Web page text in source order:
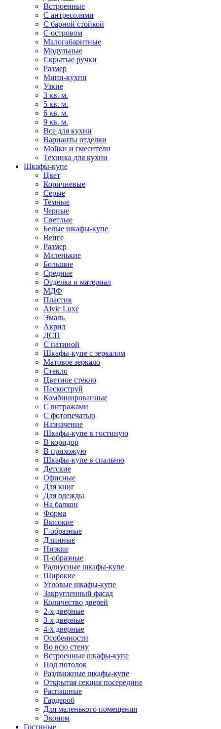
Встроенные
С антресолями
С барной стойкой
С островом
Малогабаритные
Модульные
Скрытые ручки
Размер
Мини-кухни
Узкие
3 кв. м.
5 кв. м.
6 кв. м.
9 кв. м.
Все для кухни
Варианты отделки
Мойки и смесители
Техника для кухни
Шкафы-купе
Цвет
Коричневые
Серые
Темные
Черные
Светлые
Белые шкафы-купе
Венге
Размер
Маленькие
Большие
Средние
Отделка и материал
МДФ
Пластик
Alvic Luxe
Эмаль
Акрил
ДСП
С патиной
Шкафы-купе с зеркалом
Матовое зеркало
Стекло
Цветное стекло
Пескоструй
Комбинированные
С витражами
С фотопечатью
Назначение
Шкафы-купе в гостиную
В коридор
В прихожую
Шкафы-купе в спальню
Детские
Офисные
Для книг
Для одежды
На балкон
Форма
Высокие
Г-образные
Длинные
Низкие
П-образные
Радиусные шкафы-купе
Широкие
Угловые шкафы-купе
Закругленный фасад
Количество дверей
2-х дверные
3-х дверные
4-х дверные
Особенности
Во всю стену
Встроенные шкафы-купе
Под потолок
Раздвижные шкафы-купе
Открытая секция посередине
Распашные
Гардероб
Для маленького помещения
Эконом
Гостиные